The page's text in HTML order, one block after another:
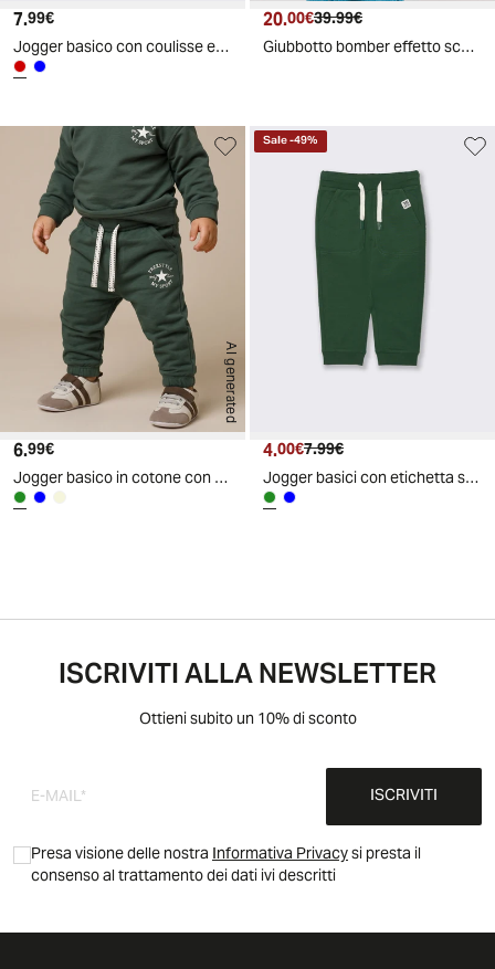
Prezzo attuale
7.99€
Jogger basico con coulisse e stampa - Bordeaux
Prezzo attuale
20.00€ Prezzo originale
39.99€
Giubbotto bomber effetto scamosciato - Cammello
AI generated
Prezzo attuale
6.99€
Jogger basico in cotone con stampa - Verde abete
Sale-49%
Prezzo attuale
4.00€ Prezzo originale
7.99€
Jogger basici con etichetta sportiva - Verde abete
ISCRIVITI ALLA NEWSLETTER
Ottieni subito un 10% di sconto
ISCRIVITI
Presa visione delle nostraInformativa Privacysi presta il
consenso al trattamento dei dati ivi descritti